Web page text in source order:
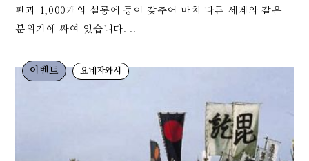
편과 1,000개의 설롱에 등이 갖추어 마치 다른 세계와 같은
분위기에 싸여 있습니다. ..
이벤트 요네자와시